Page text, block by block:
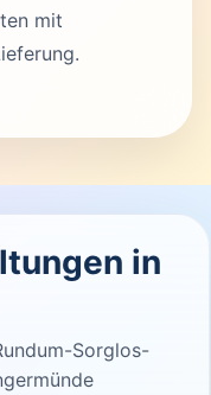
mit
in
Sorglos-